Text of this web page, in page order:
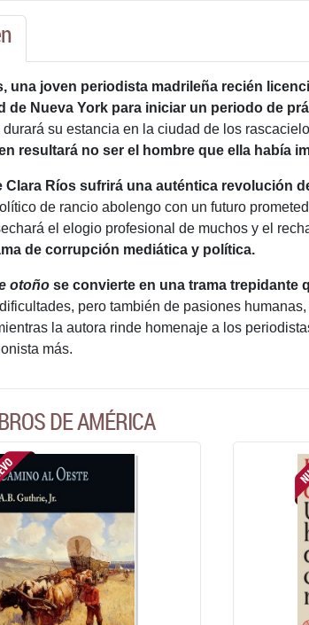
una joven periodista madrileña recién
de Nueva York para iniciar un periodo de
su estancia en la ciudad de los
resultará no ser el hombre que ella había
Clara Ríos sufrirá una auténtica revolución
de rancio abolengo con un futuro
el elogio profesional de muchos y el
de corrupción mediática y política.
otoño se convierte en una trama trepidante
pero también de pasiones
la autora rinde homenaje a los
más.
DE AMÉRICA